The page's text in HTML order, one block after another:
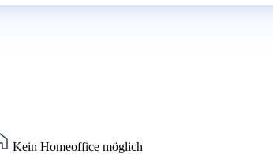
Kein Homeoffice möglich